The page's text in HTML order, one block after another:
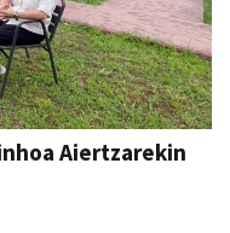
Aiertzarekin